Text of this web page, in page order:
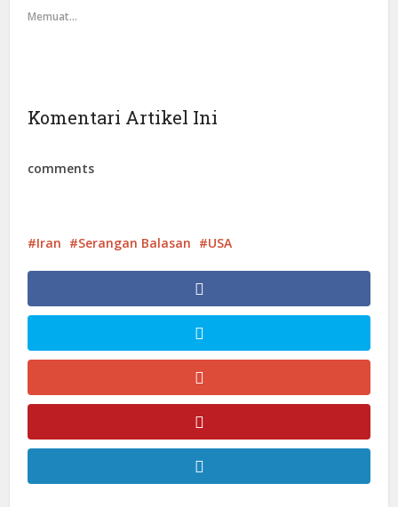
Memuat...
Komentari Artikel Ini
comments
Iran Serangan Balasan USA